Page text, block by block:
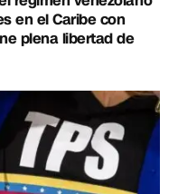
en el Caribe con
plena libertad de